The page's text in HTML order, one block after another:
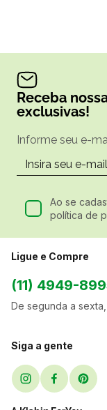
Receba
exclusivas!
Informe seu e-
Ao se
política de
Ligue e Compre
(11) 4949-
De segunda a
Siga a gente